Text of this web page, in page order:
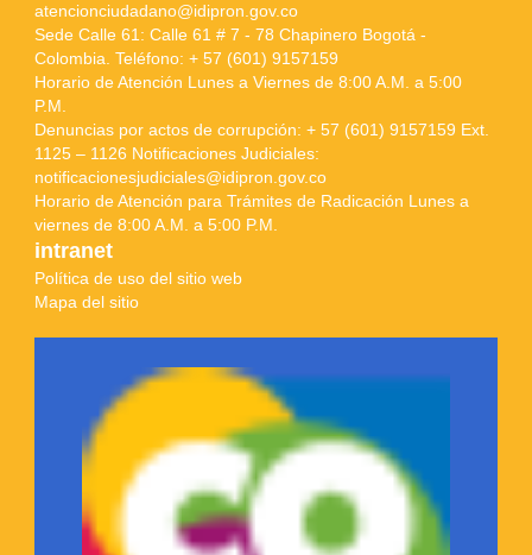
atencionciudadano@idipron.gov.co
Sede Calle 61: Calle 61 # 7 - 78 Chapinero Bogotá -
Colombia. Teléfono: + 57 (601) 9157159
Horario de Atención Lunes a Viernes de 8:00 A.M. a 5:00
P.M.
Denuncias por actos de corrupción: + 57 (601) 9157159 Ext.
1125 – 1126 Notificaciones Judiciales:
notificacionesjudiciales@idipron.gov.co
Horario de Atención para Trámites de Radicación Lunes a
viernes de 8:00 A.M. a 5:00 P.M.
intranet
Política de uso del sitio web
Mapa del sitio